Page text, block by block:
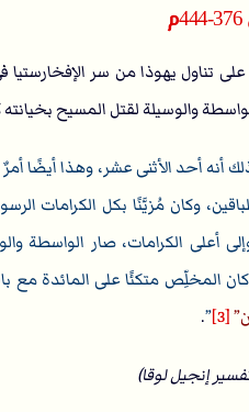
على تناول يهوذا من سر
والوسيلة لقتل المسيح بخيانته
أنه أحد الأثنى عشر، وهذا أيضًا
وكان مُزيَّنًا بكل الكرامات
أعلى الكرامات، صار الواسطة
المخلِّص متكئًا على المائدة مع
[3]
.
إنجيل لوقا)